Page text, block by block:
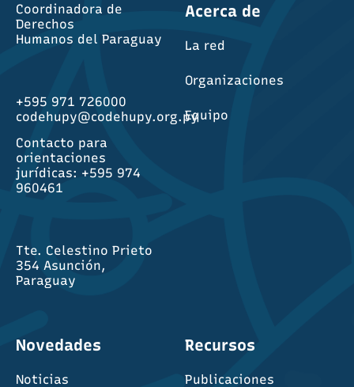
Coordinadora de
Derechos
Humanos del Paraguay
+595 971 726000
codehupy@codehupy.org.py
Contacto para
orientaciones
jurídicas: +595 974
960461
Tte. Celestino Prieto
354 Asunción,
Paraguay
Acerca de
La red
Organizaciones
Equipo
Novedades
Noticias
Recursos
Publicaciones